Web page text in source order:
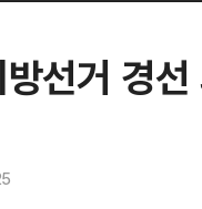
선거 경